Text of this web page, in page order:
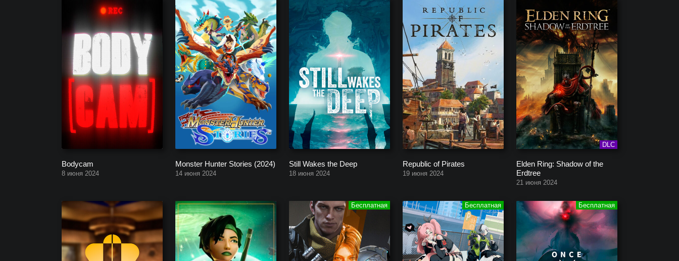
Bodycam
8 июня 2024
Monster Hunter Stories (2024)
14 июня 2024
Still Wakes the Deep
18 июня 2024
Republic of Pirates
19 июня 2024
DLC
Elden Ring: Shadow of the
Erdtree
21 июня 2024